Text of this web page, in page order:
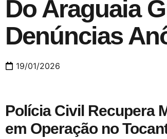
Do Araguaia
Denúncias
19/01/2026
Polícia Civil Recupera
em Operação no